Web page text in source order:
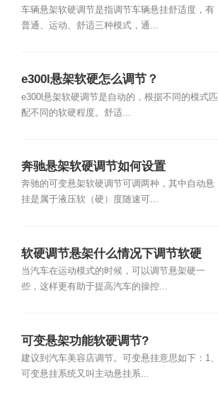
车辆悬架软硬调节是指调节车辆悬挂舒适度，有
普通、运动、舒适三种模式，通...
e300l悬架软硬怎么调节？
e300l悬架软硬调节是自动的，根据不同的模式匹
配不同的软硬程度。舒适...
奔驰悬架软硬调节如何设置
奔驰的可变悬架软硬调节可调两种，其中自动悬
挂是属于液压软（硬）度随速可...
软硬调节悬架什么情况下调节软硬
当汽车在运动模式的时候，可以调节悬架硬一
些，这样更有助于提高汽车的操控...
可变悬架功能软硬调节?
建议到汽车美容店调节。可变悬挂意思如下：1、
可变悬挂系统又叫主动悬挂系...